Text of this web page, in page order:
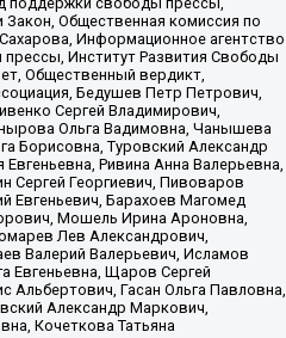
Общественная комиссия по
Информационное агентство
Институт Развития Свободы
Общественный вердикт,
Бедушев Петр Петрович,
Сергей Владимирович,
Ольга Вадимовна, Чанышева
Борисовна, Туровский Александр
Ривина Анна Валерьевна,
Сергей Георгиевич, Пивоваров
Евгеньевич, Барахоев Магомед
Мошель Ирина Ароновна,
Лев Александрович,
Валерий Валерьевич, Исламов
Евгеньевна, Щаров Сергей
Альбертович, Гасан Ольга Павловна,
Александр Маркович,
Кочеткова Татьяна